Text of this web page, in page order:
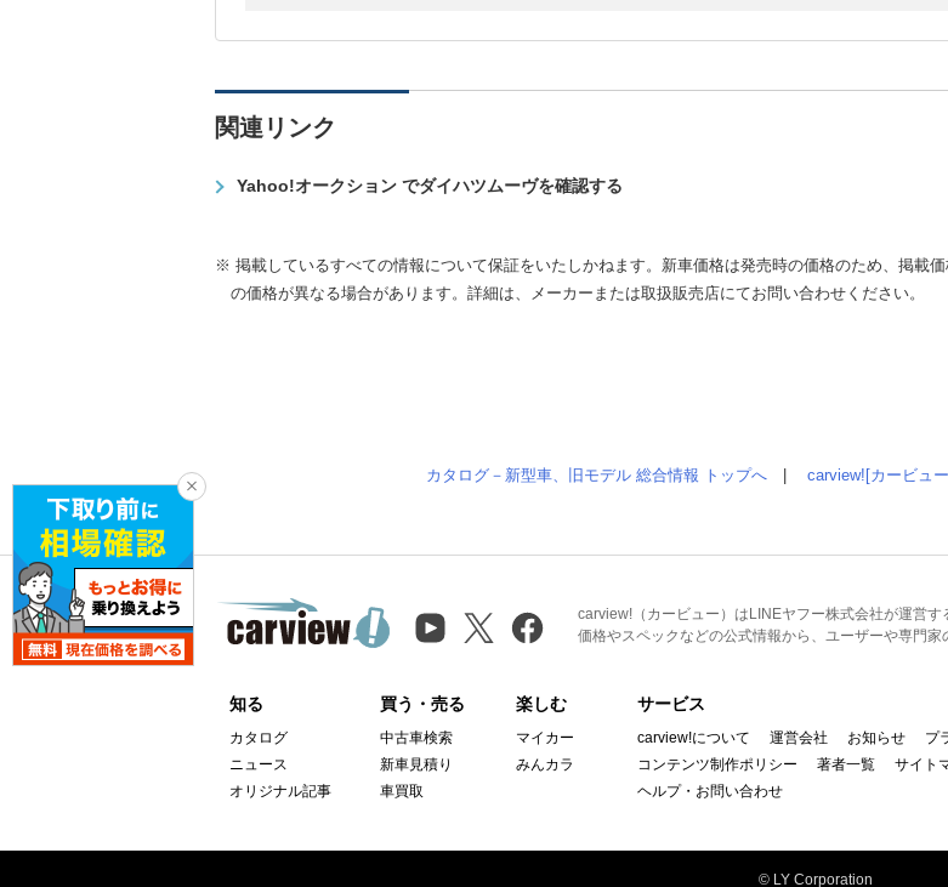
関連リンク
Yahoo!オークション でダイハツムーヴを確認する
※ 掲載しているすべての情報について保証をいたしかねます。新車価格は発売時の価格のため、掲載
の価格が異なる場合があります。詳細は、メーカーまたは取扱販売店にてお問い合わせください。
カタログ－新型車、旧モデル 総合情報 トップへ carview![カービュ
carview!（カービュー）はLINEヤフー株式会社が運営
価格やスペックなどの公式情報から、ユーザーや専門
知る
カタログ
ニュース
オリジナル記事
買う・売る
中古車検索
新車見積り
車買取
楽しむ
マイカー
みんカラ
サービス
carview!について 運営会社 お知らせ プ
コンテンツ制作ポリシー
著者一覧 サイト
ヘルプ・お問い合わせ
© LY Corporation